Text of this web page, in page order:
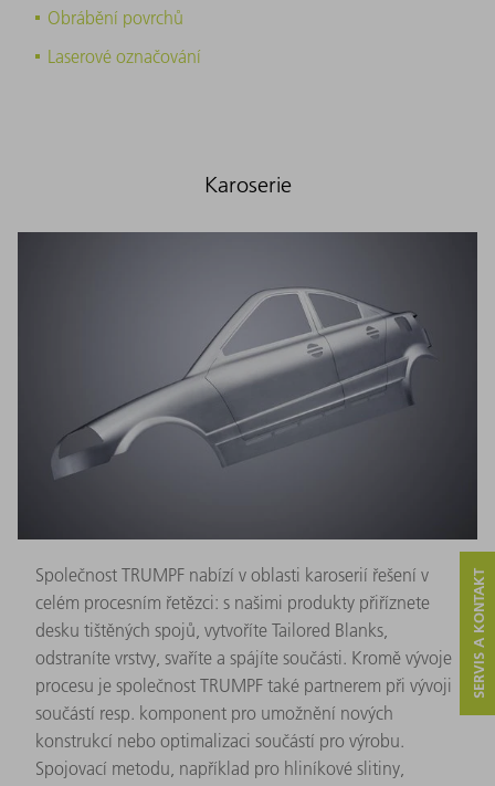
Obrábění povrchů
Laserové označování
Karoserie
Společnost TRUMPF nabízí v oblasti karoserií řešení v
celém procesním řetězci: s našimi produkty přiříznete
desku tištěných spojů, vytvoříte Tailored Blanks,
odstraníte vrstvy, svaříte a spájíte součásti. Kromě vývoje
procesu je společnost TRUMPF také partnerem při vývoji
součástí resp. komponent pro umožnění nových
konstrukcí nebo optimalizaci součástí pro výrobu.
Spojovací metodu, například pro hliníkové slitiny,
SERVIS A KONTAKT